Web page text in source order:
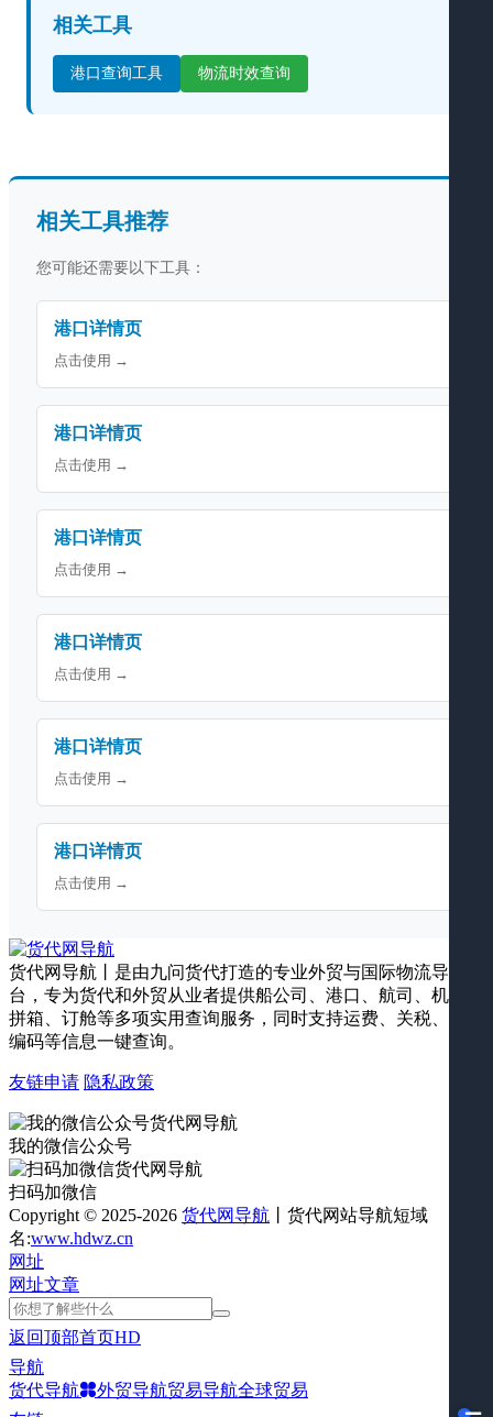
相关工具
港口查询工具 物流时效查询
相关工具推荐
您可能还需要以下工具：
港口详情页
点击使用 →
港口详情页
点击使用 →
港口详情页
点击使用 →
港口详情页
点击使用 →
港口详情页
点击使用 →
港口详情页
点击使用 →
货代网导航丨是由九问货代打造的专业外贸与国际物流导航平
台，专为货代和外贸从业者提供船公司、港口、航司、机场、
拼箱、订舱等多项实用查询服务，同时支持运费、关税、海关
编码等信息一键查询。
友链申请 隐私政策
我的微信公众号
扫码加微信
Copyright © 2025-2026 货代网导航 丨货代网站导航短域
名:www.hdwz.cn
网址
网址文章
返回顶部首页HD
导航
货代导航
外贸导航贸易导航全球贸易